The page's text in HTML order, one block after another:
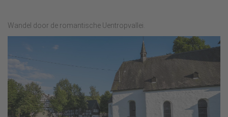
Wandel door de romantische Uentropvallei.